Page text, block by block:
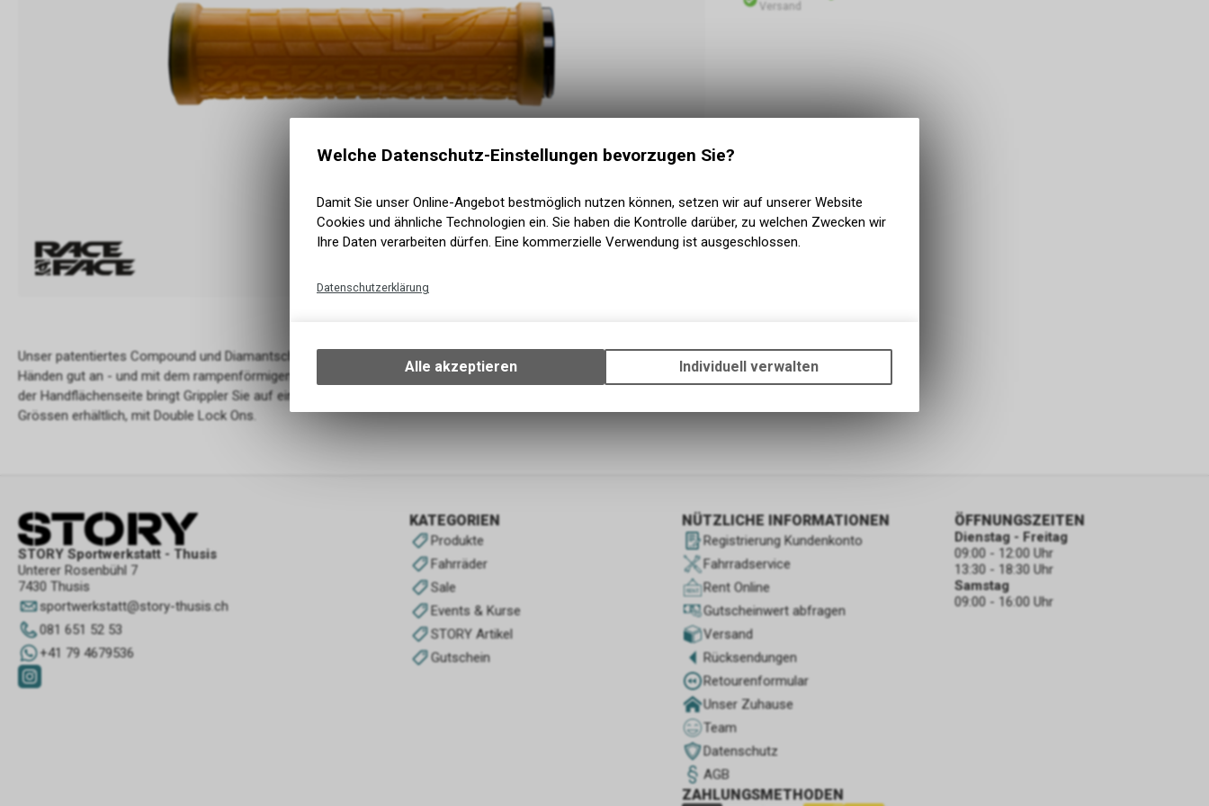
Versand
Unser patentiertes Compound und Diamantschliff-Finish fühlt sich sowohl mit Handschuhen als auch mit blossen
Händen gut an - und mit dem rampenförmigen Griffprofil auf der Fingerseite und der unterschiedlichen Greiftiefe auf
der Handflächenseite bringt Grippler Sie auf ein höheres Niveau der Digitalisierung. Jetzt in 10 Farben und zwei
Grössen erhältlich, mit Double Lock Ons.
STORY Sportwerkstatt - Thusis
Unterer Rosenbühl 7
7430 Thusis
sportwerkstatt@story-thusis.ch
081 651 52 53
+41 79 4679536
KATEGORIEN
Produkte
Fahrräder
Sale
Events & Kurse
STORY Artikel
Gutschein
NÜTZLICHE INFORMATIONEN
Registrierung Kundenkonto
Fahrradservice
Rent Online
Gutscheinwert abfragen
Versand
Rücksendungen
Retourenformular
Unser Zuhause
Team
Datenschutz
AGB
ZAHLUNGSMETHODEN
ÖFFNUNGSZEITEN
Dienstag - Freitag
09:00 - 12:00 Uhr
13:30 - 18:30 Uhr
Samstag
09:00 - 16:00 Uhr
Welche Datenschutz-Einstellungen bevorzugen Sie?
Damit Sie unser Online-Angebot bestmöglich nutzen können, setzen wir auf unserer Website
Cookies und ähnliche Technologien ein. Sie haben die Kontrolle darüber, zu welchen Zwecken wir
Ihre Daten verarbeiten dürfen. Eine kommerzielle Verwendung ist ausgeschlossen.
Datenschutzerklärung
Ihrem Gerät, um die grundlegenden Funktionen unseres Online-Angebots, wie die
Verwendung des Warenkorbs, zu ermöglichen. Bitte beachten Sie, dass die
zulassen.
Alle akzeptieren Individuell verwalten